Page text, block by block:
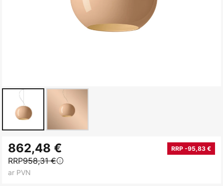
uz
galerijas
sākumu
862,48 € RRP -95,83 €
RRP958,31 €
ar PVN